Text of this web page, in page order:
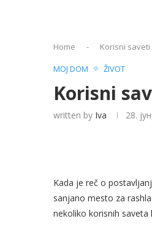
Home -
Korisni
MOJ DOM
ŽIVOT
Korisni
written by Iva 28.
Kada je reč o
sanjano mesto za
nekoliko korisnih